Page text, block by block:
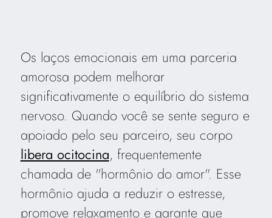
Os laços emocionais em uma parceria
amorosa podem melhorar
significativamente o equilíbrio do sistema
nervoso. Quando você se sente seguro e
apoiado pelo seu parceiro, seu corpo
libera ocitocina, frequentemente
chamada de "hormônio do amor". Esse
hormônio ajuda a reduzir o estresse,
promove relaxamento e garante que